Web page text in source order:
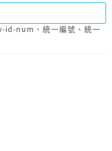
id-num 、 統一編號 、 統一